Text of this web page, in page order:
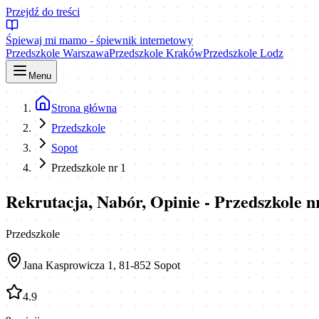
Przejdź do treści
Śpiewaj mi mamo - śpiewnik internetowy
Przedszkole WarszawaPrzedszkole KrakówPrzedszkole Lodz
Menu
Strona główna
Przedszkole
Sopot
Przedszkole nr 1
Rekrutacja, Nabór, Opinie - Przedszkole
Przedszkole
Jana Kasprowicza 1, 81-852 Sopot
4.9